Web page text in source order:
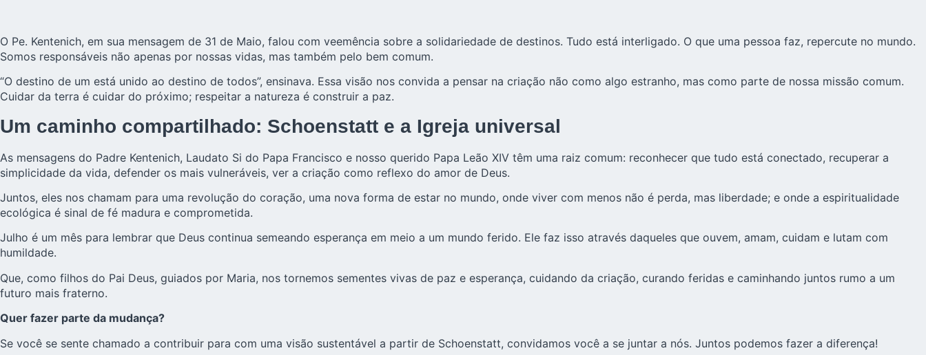
O Pe. Kentenich, em sua mensagem de 31 de Maio, falou com veemência sobre a solidariedade de destinos. Tudo está interligado. O que uma pessoa faz, repercute no mundo.
Somos responsáveis não apenas por nossas vidas, mas também pelo bem comum.
“O destino de um está unido ao destino de todos”, ensinava. Essa visão nos convida a pensar na criação não como algo estranho, mas como parte de nossa missão comum.
Cuidar da terra é cuidar do próximo; respeitar a natureza é construir a paz.
Um caminho compartilhado: Schoenstatt e a Igreja universal
As mensagens do Padre Kentenich, Laudato Si do Papa Francisco e nosso querido Papa Leão XIV têm uma raiz comum: reconhecer que tudo está conectado, recuperar a
simplicidade da vida, defender os mais vulneráveis, ver a criação como reflexo do amor de Deus.
Juntos, eles nos chamam para uma revolução do coração, uma nova forma de estar no mundo, onde viver com menos não é perda, mas liberdade; e onde a espiritualidade
ecológica é sinal de fé madura e comprometida.
Julho é um mês para lembrar que Deus continua semeando esperança em meio a um mundo ferido. Ele faz isso através daqueles que ouvem, amam, cuidam e lutam com
humildade.
Que, como filhos do Pai Deus, guiados por Maria, nos tornemos sementes vivas de paz e esperança, cuidando da criação, curando feridas e caminhando juntos rumo a um
futuro mais fraterno.
Quer fazer parte da mudança?
Se você se sente chamado a contribuir para com uma visão sustentável a partir de Schoenstatt, convidamos você a se juntar a nós. Juntos podemos fazer a diferença!